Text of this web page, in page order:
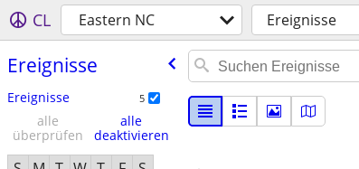
CL Eastern NC Ereignisse
Ereignisse
Ereignisse 5
alle
überprüfen
alle
deaktivieren